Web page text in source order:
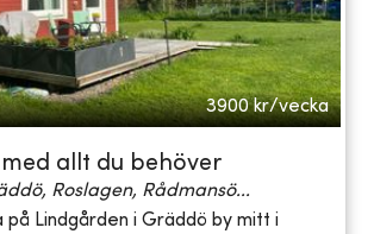
3900 kr/vecka
allt du behöver
Roslagen, Rådmansö...
på Lindgården i Gräddö by mitt i